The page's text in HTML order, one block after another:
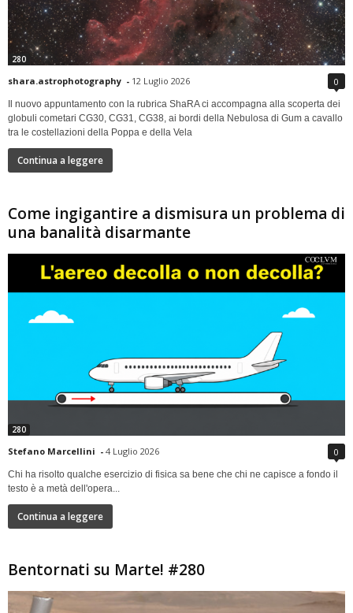
280
shara.astrophotography - 12 Luglio 2026 0
Il nuovo appuntamento con la rubrica ShaRA ci accompagna alla scoperta dei
globuli cometari CG30, CG31, CG38, ai bordi della Nebulosa di Gum a cavallo
tra le costellazioni della Poppa e della Vela
Continua a leggere
Come ingigantire a dismisura un problema di
una banalità disarmante
280
Stefano Marcellini - 4 Luglio 2026 0
Chi ha risolto qualche esercizio di fisica sa bene che chi ne capisce a fondo il
testo è a metà dell'opera...
Continua a leggere
Bentornati su Marte! #280